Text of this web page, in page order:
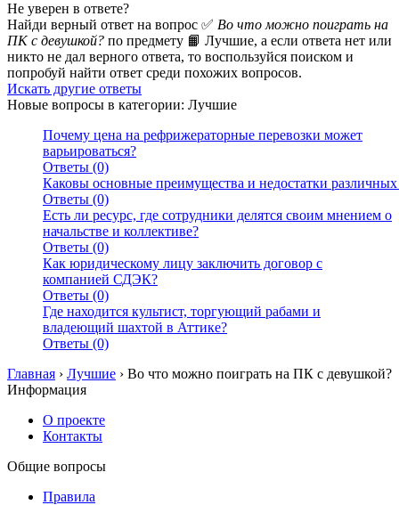
Не уверен в ответе?
Найди верный ответ на вопрос ✅ Во что можно поиграть на
ПК с девушкой? по предмету 📙 Лучшие, а если ответа нет или
никто не дал верного ответа, то воспользуйся поиском и
попробуй найти ответ среди похожих вопросов.
Искать другие ответы
Новые вопросы в категории: Лучшие
Почему цена на рефрижераторные перевозки может
варьироваться?
Ответы (0)
Каковы основные преимущества и недостатки
Ответы (0)
Есть ли ресурс, где сотрудники делятся своим мнением о
начальстве и коллективе?
Ответы (0)
Как юридическому лицу заключить договор с
компанией СДЭК?
Ответы (0)
Где находится культист, торгующий рабами и
владеющий шахтой в Аттике?
Ответы (0)
Главная › Лучшие › Во что можно поиграть на ПК с девушкой?
Информация
О проекте
Контакты
Общие вопросы
Правила